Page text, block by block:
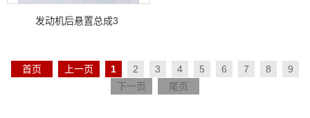
发动机后悬置总成3
首页 上一页 1 2 3 4 5 6 7 8
9
下一页
尾页